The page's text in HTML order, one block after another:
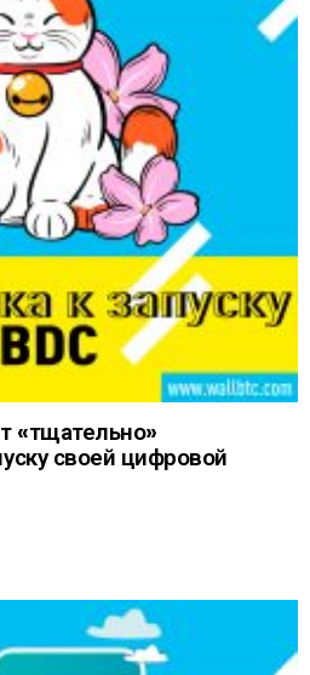
«тщательно»
своей цифровой